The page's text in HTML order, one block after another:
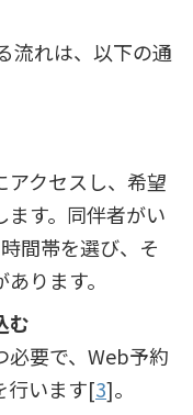
流れは、以下の通
アクセスし、希望
ます。同伴者がい
間帯を選び、そ
ります。
む
要で、Web予約
行います[3]。